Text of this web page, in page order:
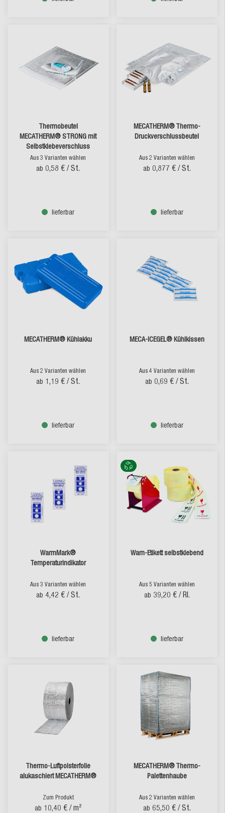
Thermobeutel
MECATHERM® STRONG mit
Selbstklebeverschluss
Aus 3 Varianten wählen
ab 0,58 € / St.
lieferbar
MECATHERM® Thermo-
Druckverschlussbeutel
Aus 2 Varianten wählen
ab 0,877 € / St.
lieferbar
MECATHERM® Kühlakku
Aus 2 Varianten wählen
ab 1,19 € / St.
lieferbar
MECA-ICEGEL® Kühlkissen
Aus 4 Varianten wählen
ab 0,69 € / St.
lieferbar
WarmMark®
Temperaturindikator
Aus 3 Varianten wählen
ab 4,42 € / St.
lieferbar
Warn-Etikett selbstklebend
Aus 5 Varianten wählen
ab 39,20 € / Rl.
lieferbar
Thermo-Luftpolsterfolie
alukaschiert MECATHERM®
Zum Produkt
ab 10,40 € / m²
MECATHERM® Thermo-
Palettenhaube
Aus 2 Varianten wählen
ab 65,50 € / St.